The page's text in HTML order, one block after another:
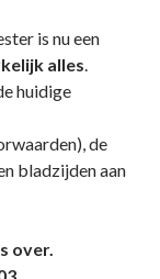
is nu een
alles.
huidige
de
bladzijden aan
over.